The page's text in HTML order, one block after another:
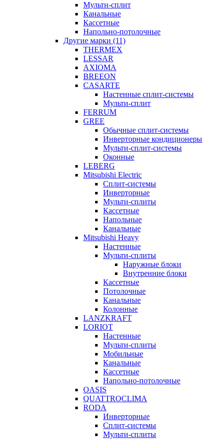
Мульти-сплит
Канальные
Кассетные
Напольно-потолочные
Другие марки (11)
THERMEX
LESSAR
AXIOMA
BREEON
CASARTE
Настенные сплит-системы
Мульти-сплит
FERRUM
GREE
Обычные сплит-системы
Инверторные кондиционеры
Мульти-сплит-системы
Оконные
LEBERG
Mitsubishi Electric
Cплит-системы
Инверторные
Мульти-сплиты
Кассетные
Напольные
Канальные
Mitsubishi Heavy
Настенные
Мульти-сплиты
Наружные блоки
Внутренние блоки
Кассетные
Потолочные
Канальные
Колонные
LANZKRAFT
LORIOT
Настенные
Мульти-сплиты
Мобильные
Канальные
Кассетные
Напольно-потолочные
OASIS
QUATTROCLIMA
RODA
Инверторные
Сплит-системы
Мульти-сплиты